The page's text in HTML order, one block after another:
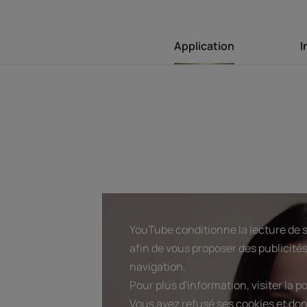
Application
YouTube conditionne la lecture de
afin de vous proposer des
navigation.
Pour plus d'information, visiter la
Vous avez refusé ses cookies et